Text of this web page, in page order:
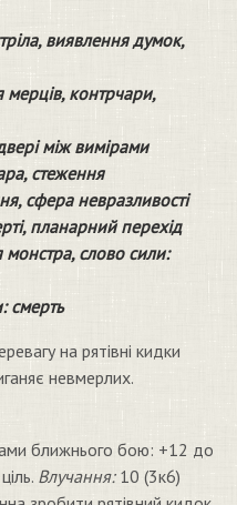
виявлення думок,
мерців, контрчари,
між вимірами
стеження
сфера невразливості
планарний перехід
монстра, слово сили:
смерть
на рятівні кидки
невмерлих.
ближнього бою: +12 до
Влучання:10 (3к6)